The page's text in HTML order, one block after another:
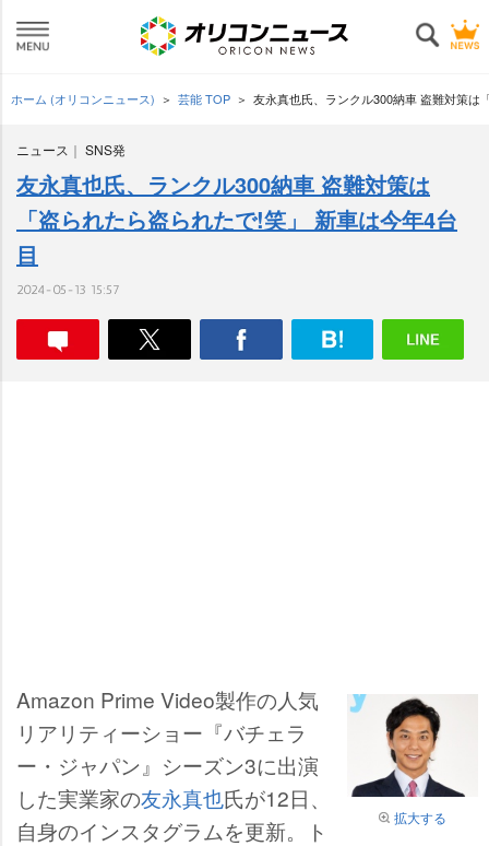
ホーム (オリコンニュース) 芸能 TOP 友永真也氏、ランクル300納車 盗難対策は
ニュース SNS発
友永真也氏、ランクル300納車 盗難対策は
「盗られたら盗られたで!笑」 新車は今年4台
目
2024-05-13 15:57
拡大する
Amazon Prime Video製作の人気
リアリティーショー『バチェラ
ー・ジャパン』シーズン3に出演
した実業家の友永真也氏が12日、
自身のインスタグラムを更新。ト